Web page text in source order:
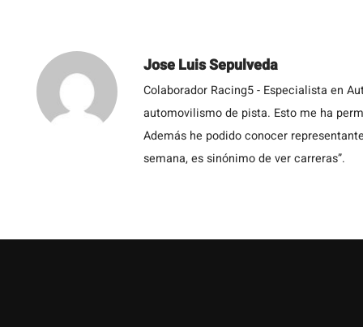
Jose Luis Sepulveda
Colaborador Racing5 - Especialista en
automovilismo de pista. Esto me ha
Además he podido conocer
semana, es sinónimo de ver carreras”.